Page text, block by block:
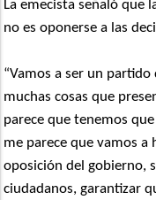
La emecista señaló que
no es oponerse a las
“Vamos a ser un
muchas cosas que
parece que tenemos
me parece que vamos a
oposición del gobierno,
ciudadanos, garantizar